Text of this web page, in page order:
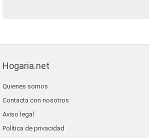
Hogaria.net
Quienes somos
Contacta con nosotros
Aviso legal
Política de privacidad